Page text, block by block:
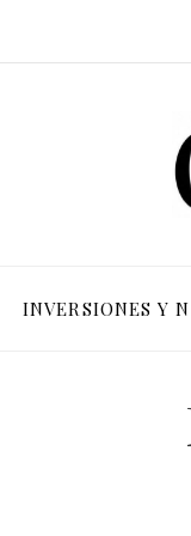
INVERSIONES Y